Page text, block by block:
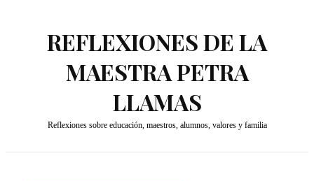
REFLEXIONES DE LA
MAESTRA PETRA
LLAMAS
Reflexiones sobre educación, maestros, alumnos, valores y familia